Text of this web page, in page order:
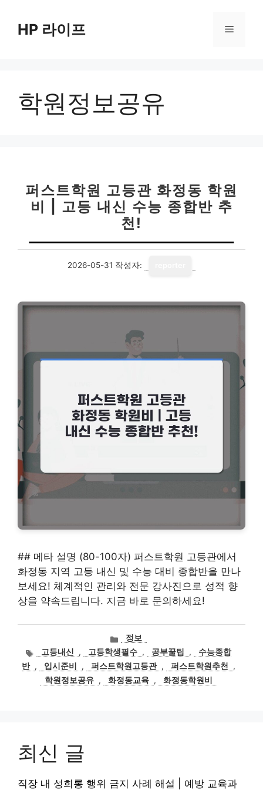
HP 라이프 메
학원정보공유
퍼스트학원 고등관 화정동 학원
비 | 고등 내신 수능 종합반 추
천!
2026-05-31 작성자:
## 메타 설명 (80-100자) 퍼스트학원 고등관에서
화정동 지역 고등 내신 및 수능 대비 종합반을 만나
보세요! 체계적인 관리와 전문 강사진으로 성적 향
상을 약속드립니다. 지금 바로 문의하세요!
카
테
고
리
정보
태고등내신 , 고등학생필수 , 공부꿀팁 ,
수능종합
반 , 입시준비 , 퍼스트학원고등관 , 퍼스트학원추천
,
학원정보공유 , 화정동교육 , 화정동학원비
최신 글
직장 내 성희롱 행위 금지 사례 해설 | 예방 교육과